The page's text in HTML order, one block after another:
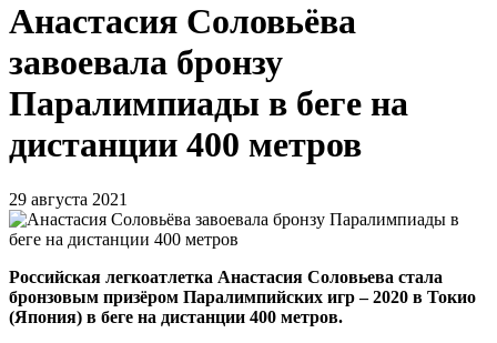
Анастасия Соловьёва
завоевала бронзу
Паралимпиады в беге на
дистанции 400 метров
29 августа 2021
Российская легкоатлетка Анастасия Соловьева стала
бронзовым призёром Паралимпийских игр – 2020 в Токио
(Япония) в беге на дистанции 400 метров.